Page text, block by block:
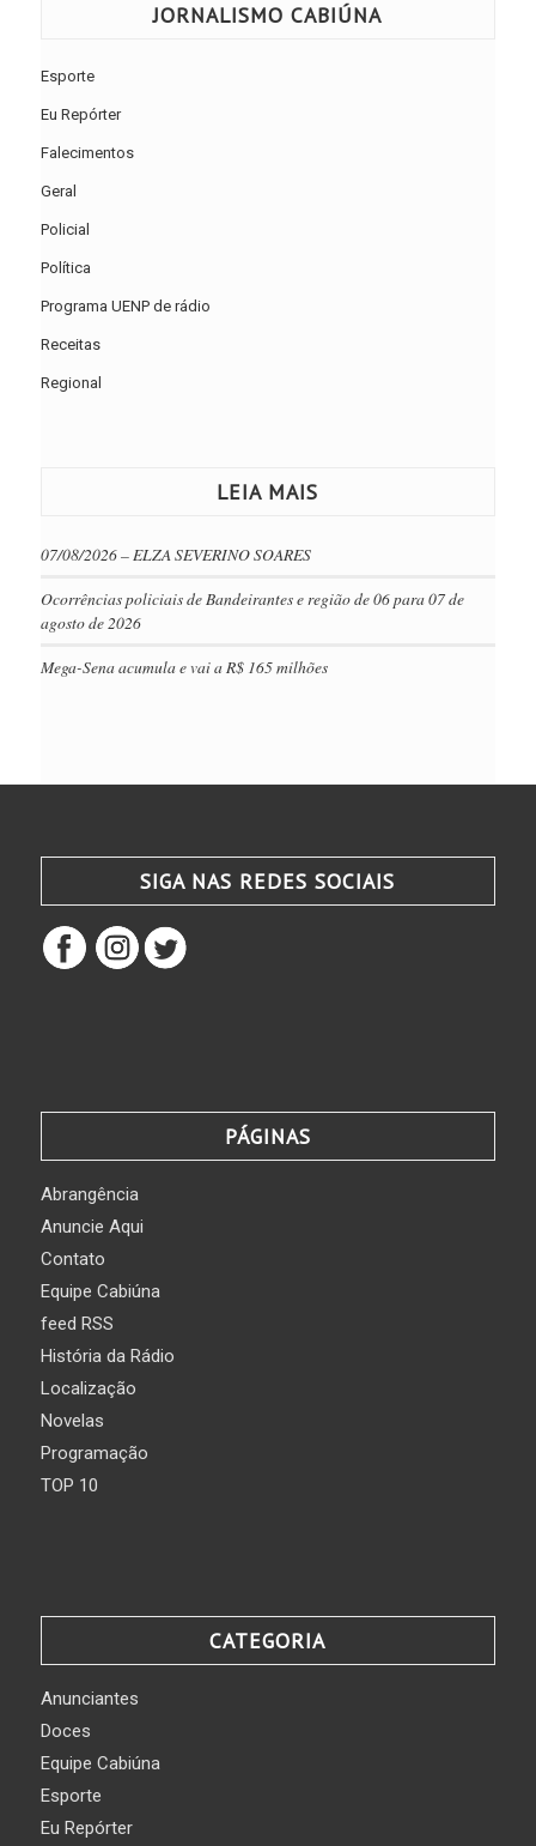
JORNALISMO CABIÚNA
Esporte
Eu Repórter
Falecimentos
Geral
Policial
Política
Programa UENP de rádio
Receitas
Regional
LEIA MAIS
07/08/2026 – ELZA SEVERINO SOARES
Ocorrências policiais de Bandeirantes e região de 06 para 07 de
agosto de 2026
Mega-Sena acumula e vai a R$ 165 milhões
SIGA NAS REDES SOCIAIS
PÁGINAS
Abrangência
Anuncie Aqui
Contato
Equipe Cabiúna
feed RSS
História da Rádio
Localização
Novelas
Programação
TOP 10
CATEGORIA
Anunciantes
Doces
Equipe Cabiúna
Esporte
Eu Repórter